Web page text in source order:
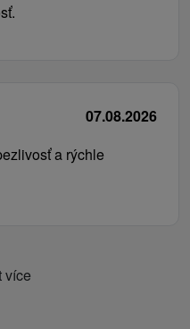
07.08.2026
a rýchle
více